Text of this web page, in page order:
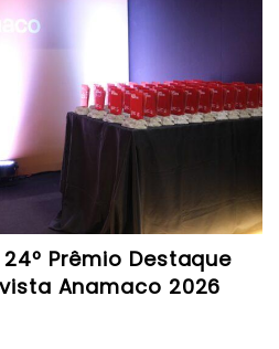
Prêmio Destaque
Anamaco 2026